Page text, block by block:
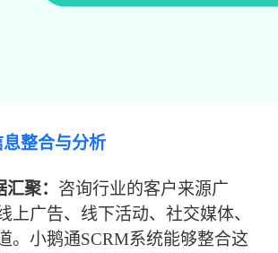
整合与分析
聚： 咨询行业的客户来源广
上广告、线下活动、社交媒体、
。小鹅通SCRM系统能够整合这